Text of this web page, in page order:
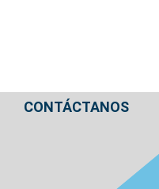
CONTÁCTANOS